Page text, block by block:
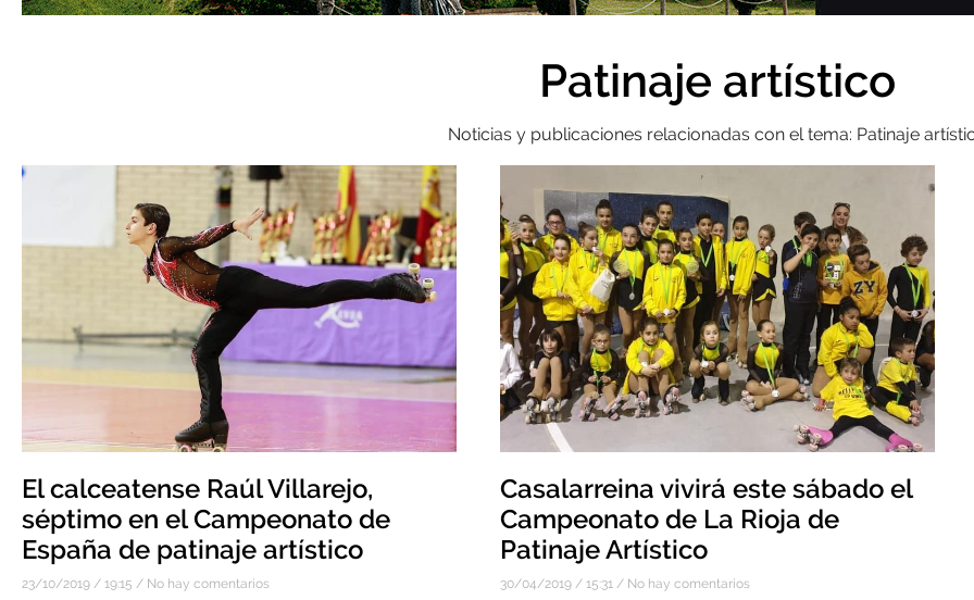
Patinaje artístico
Noticias y publicaciones relacionadas con el tema: Patinaje
El calceatense Raúl Villarejo,
séptimo en el Campeonato de
España de patinaje artístico
23/10/2019 19:15 No hay comentarios
Casalarreina vivirá este sábado el
Campeonato de La Rioja de
Patinaje Artístico
30/04/2019 15:31 No hay comentarios